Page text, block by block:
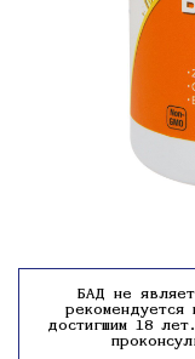
БАД не
рекомендуется
достигшим 18